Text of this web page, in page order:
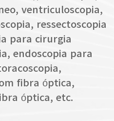
ventriculoscopia,
ressectoscopia
para cirurgia
endoscopia para
fibra óptica,
óptica, etc.